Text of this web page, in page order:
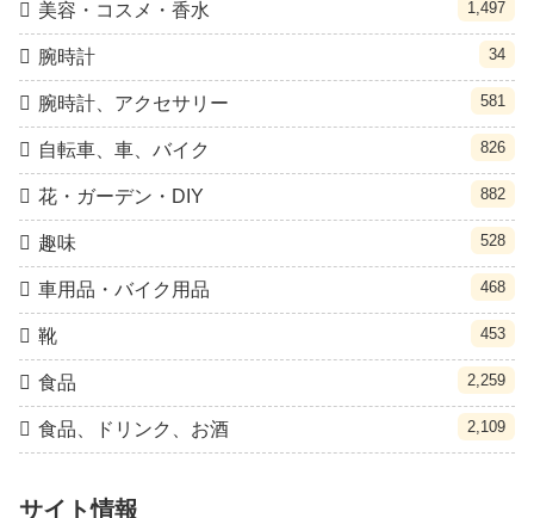
美容・コスメ・香水 1,497
腕時計 34
腕時計、アクセサリー 581
自転車、車、バイク 826
花・ガーデン・DIY 882
趣味 528
車用品・バイク用品 468
靴 453
食品 2,259
食品、ドリンク、お酒 2,109
サイト情報